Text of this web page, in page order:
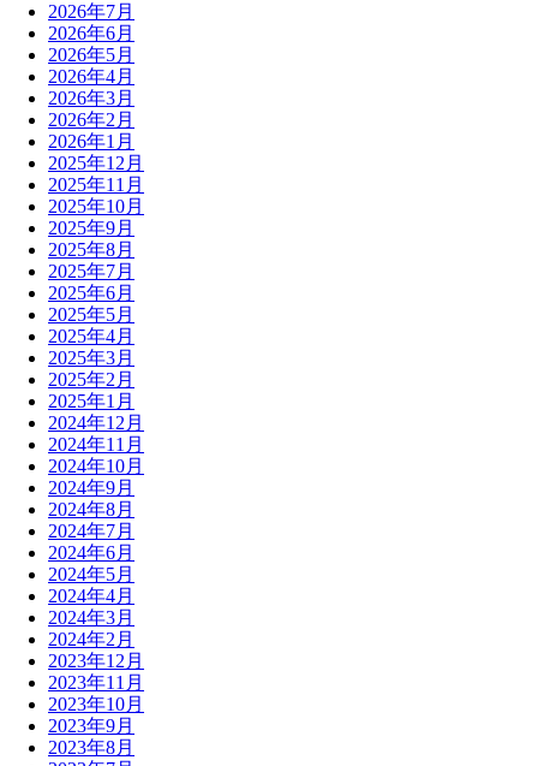
2026年7月
2026年6月
2026年5月
2026年4月
2026年3月
2026年2月
2026年1月
2025年12月
2025年11月
2025年10月
2025年9月
2025年8月
2025年7月
2025年6月
2025年5月
2025年4月
2025年3月
2025年2月
2025年1月
2024年12月
2024年11月
2024年10月
2024年9月
2024年8月
2024年7月
2024年6月
2024年5月
2024年4月
2024年3月
2024年2月
2023年12月
2023年11月
2023年10月
2023年9月
2023年8月